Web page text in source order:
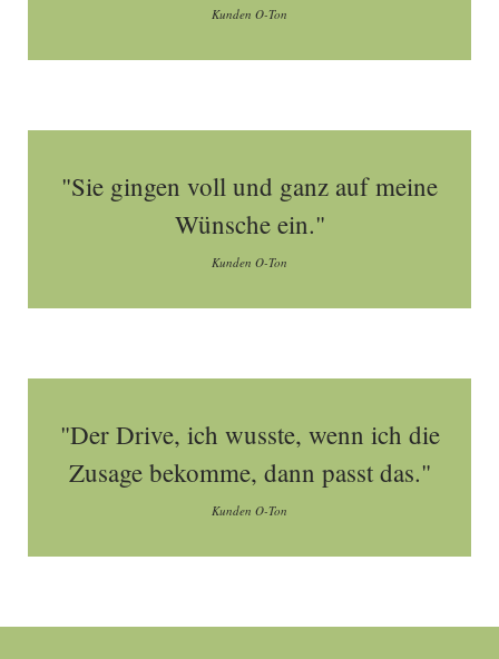
Kunden O-Ton
"Sie gingen voll und ganz auf meine
Wünsche ein."
Kunden O-Ton
"Der Drive, ich wusste, wenn ich die
Zusage bekomme, dann passt das."
Kunden O-Ton